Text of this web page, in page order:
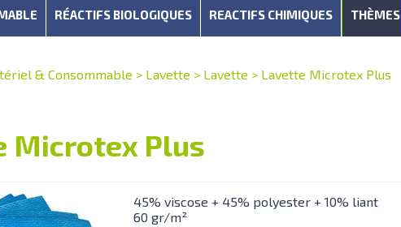
RÉACTIFS BIOLOGIQUES REACTIFS CHIMIQUES THÈMES
& Consommable > Lavette > Lavette > Lavette Microtex Plus
Microtex Plus
45% viscose + 45% polyester + 10% liant
60 gr/m²